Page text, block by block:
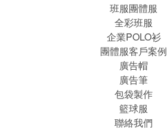
班服團體服
全彩班服
企業POLO衫
團體服客戶案例
廣告帽
廣告筆
包袋製作
籃球服
聯絡我們